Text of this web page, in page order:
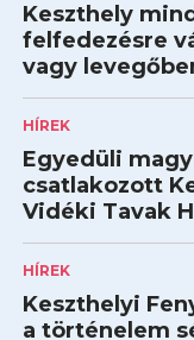
Keszthely
felfedezésre
vagy
HÍREK
Egyedüli
csatlakozott
Vidéki Tavak
HÍREK
Keszthelyi
a történelem